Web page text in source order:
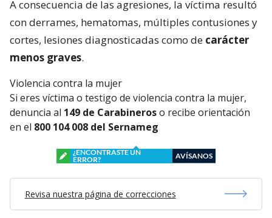
A consecuencia de las agresiones, la víctima resultó
con derrames, hematomas, múltiples contusiones y
cortes, lesiones diagnosticadas como de carácter
menos graves.
Violencia contra la mujer
Si eres víctima o testigo de violencia contra la mujer,
denuncia al 149 de Carabineroso recibe orientación
en el 800 104 008 del Sernameg
¿ENCONTRASTE UN
ERROR?
AVÍSANOS
Revisa nuestra página de correcciones